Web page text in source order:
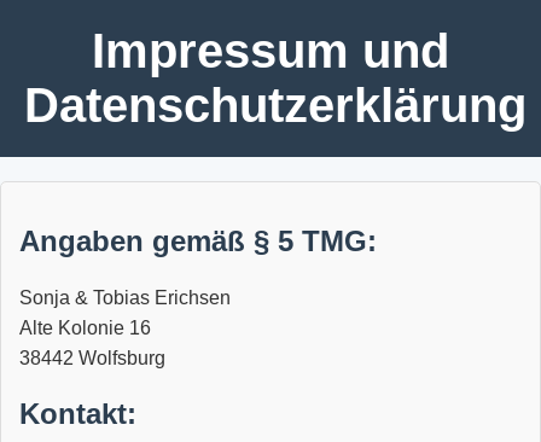
Impressum und
Datenschutzerklärung
Angaben gemäß § 5 TMG:
Sonja & Tobias Erichsen
Alte Kolonie 16
38442 Wolfsburg
Kontakt: